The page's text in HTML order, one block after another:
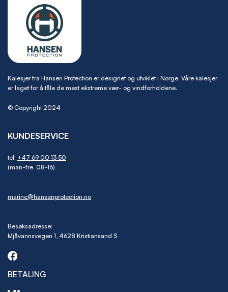
Kalesjer fra Hansen Protection er designet og utviklet i Norge. Våre kalesjer
er laget for å tåle de mest ekstreme vær- og vindforholdene.
© Copyright 2024
KUNDESERVICE
tel: +47 69 00 13 50
(man-fre. 08-16)
marine@hansenprotection.no
Besøksadresse:
Mjåvannsvegen 1, 4628 Kristiansand S
BETALING